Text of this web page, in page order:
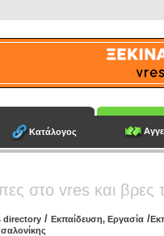
Κατάλογος
στο vres και βρες
directory / Εκπαίδευση, Εργασία /